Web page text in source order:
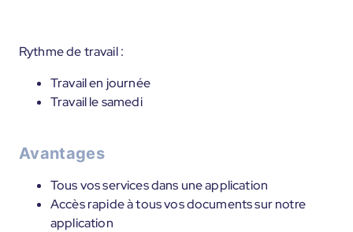
Rythme de travail :
Travail en journée
Travail le samedi
Avantages
Tous vos services dans une application
Accès rapide à tous vos documents sur notre
application